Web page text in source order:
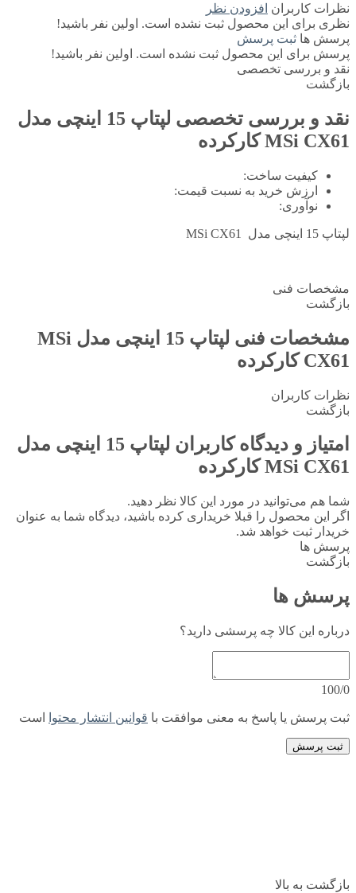
نظرات کاربران افزودن نظر
نظری برای این محصول ثبت نشده است. اولین نفر باشید!
پرسش ها ثبت پرسش
پرسش برای این محصول ثبت نشده است. اولین نفر باشید!
نقد و بررسی تخصصی
بازگشت
نقد و بررسی تخصصی
لپتاپ 15 اینچی مدل
MSi CX61 کارکرده
کیفیت ساخت:
ارزش خرید به نسبت قیمت:
نوآوری:
لپتاپ 15 اینچی مدل MSi CX61
مشخصات فنی
بازگشت
مشخصات فنی
لپتاپ 15 اینچی مدل MSi
CX61 کارکرده
نظرات کاربران
بازگشت
امتیاز و دیدگاه کاربران
لپتاپ 15 اینچی مدل
MSi CX61 کارکرده
شما هم می‌توانید در مورد این کالا نظر دهید.
اگر این محصول را قبلا خریداری کرده باشید، دیدگاه شما به عنوان
خریدار ثبت خواهد شد.
پرسش ها
بازگشت
پرسش ها
درباره این کالا چه پرسشی دارید؟
100/0
ثبت پرسش یا پاسخ به معنی موافقت با قوانین انتشار محتوا است
ثبت پرسش
بازگشت به بالا